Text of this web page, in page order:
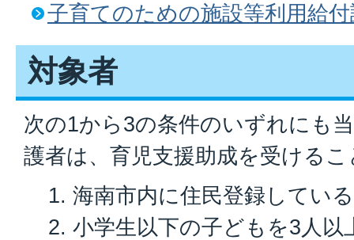
子育てのための施設等利用給
対象者
次の1から3の条件のいずれにも
護者は、育児支援助成を受ける
海南市内に住民登録してい
小学生以下の子どもを3人